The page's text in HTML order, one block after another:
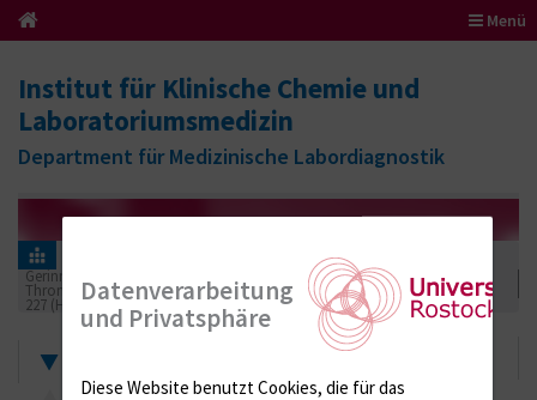
Menü
Institut für Klinische Chemie und
Laboratoriumsmedizin
Department für Medizinische Labordiagnostik
Ringversuchszertifikate
Gerinnung / Gerinnungsaktivierung / Gerinnungsfaktoren /
Thrombozytenfunktion / Antikoagulation
227 (Hämostaseologie VII) 2022
Datenverarbeitung
und Privatsphäre
Diese Website benutzt Cookies, die für das